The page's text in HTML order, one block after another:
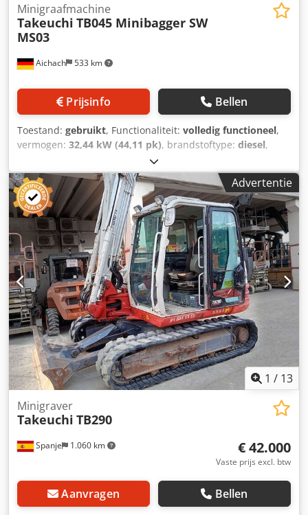
Aichach 533 km
Minigraafmachine
Takeuchi TB045 Minibagger SW
MS03
Prijsinfo Bellen
Toestand: gebruikt, Functionaliteit: volledig functioneel,
vermogen: 32,44 kW (44,11 pk), brandstoftype: diesel,
, bedrijfsklaar gewicht:
bedrijfsturen:6.500 h, Uitrusting:cabine,
snelwisselsysteem, Takeuchi TB045 minigraver Bouwjaar
1992 6.500 uur 4.720 kg 44,1 pk 3-cilinder Yanmar-motor
Mechanische snelwissel MS03 Hydraulische slotenbak
Schuifblad Rupsen in zeer goede staat Codpfx Aezhlgisd
Njha
Advertentie
1 / 13
Spanje 1.060 km
Minigraver
Takeuchi TB290
€ 42.000
Vaste prijs excl. btw
Aanvragen Bellen